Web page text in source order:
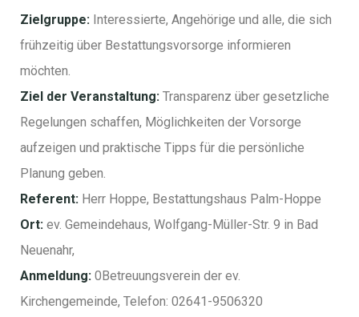
Zielgruppe: Interessierte, Angehörige und alle, die sich
frühzeitig über Bestattungsvorsorge informieren
möchten.
Ziel der Veranstaltung: Transparenz über gesetzliche
Regelungen schaffen, Möglichkeiten der Vorsorge
aufzeigen und praktische Tipps für die persönliche
Planung geben.
Referent: Herr Hoppe, Bestattungshaus Palm-Hoppe
Ort: ev. Gemeindehaus, Wolfgang-Müller-Str. 9 in Bad
Neuenahr,
Anmeldung: 0Betreuungsverein der ev.
Kirchengemeinde, Telefon: 02641-9506320